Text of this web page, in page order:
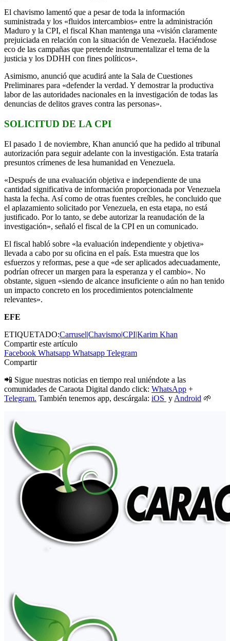
El chavismo lamentó que a pesar de toda la información
suministrada y los «fluidos intercambios» entre la administración
Maduro y la CPI, el fiscal Khan mantenga una «visión claramente
prejuiciada en relación con la situación de Venezuela. Haciéndose
eco de las campañas que pretende instrumentalizar el tema de la
justicia y los DDHH con fines políticos».
Asimismo, anunció que acudirá ante la Sala de Cuestiones
Preliminares para «defender la verdad. Y demostrar la productiva
labor de las autoridades nacionales en la investigación de todas las
denuncias de delitos graves contra las personas».
SOLICITUD DE LA CPI
El pasado 1 de noviembre, Khan anunció que ha pedido al tribunal
autorización para seguir adelante con la investigación. Esta trataría
presuntos crímenes de lesa humanidad en Venezuela.
«Después de una evaluación objetiva e independiente de una
cantidad significativa de información proporcionada por Venezuela
hasta la fecha. Así como de otras fuentes creíbles, he concluido que
el aplazamiento solicitado por Venezuela, en esta etapa, no está
justificado. Por lo tanto, se debe autorizar la reanudación de la
investigación», señaló el fiscal de la CPI en un comunicado.
El fiscal habló sobre «la evaluación independiente y objetiva»
llevada a cabo por su oficina en el país. Esta muestra que los
esfuerzos y reformas, pese a que «de ser aplicados adecuadamente,
podrían ofrecer un margen para la esperanza y el cambio». No
obstante, siguen «siendo de alcance insuficiente o aún no han tenido
un impacto concreto en los procedimientos potencialmente
relevantes».
EFE
ETIQUETADO:Carrusel|Chavismo|CPI|Karim Khan
Compartir este artículo
Facebook Whatsapp Whatsapp Telegram
Compartir
📲 Sigue nuestras noticias en tiempo real uniéndote a las
comunidades de Caraota Digital dando click: WhatsApp +
Telegram. También tenemos app, descárgala: iOS y Android 🌱